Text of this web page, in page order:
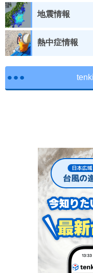
地震情報
熱中症情報